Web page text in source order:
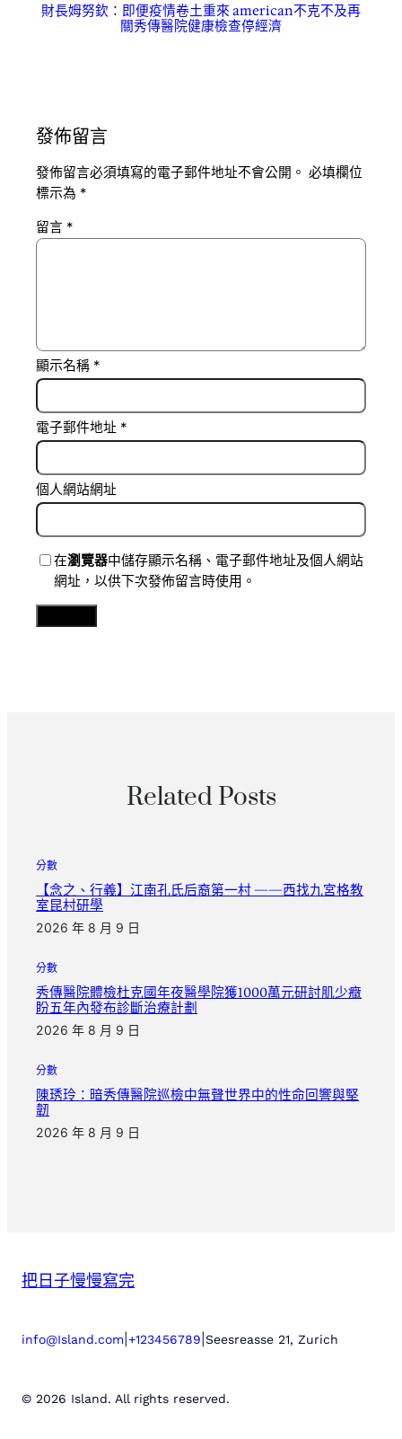
財長姆努欽：即便疫情卷土重來 american不克不及再
關秀傳醫院健康檢查停經濟
發佈留言
發佈留言必須填寫的電子郵件地址不會公開。 必填欄位
標示為 *
留言 *
顯示名稱 *
電子郵件地址 *
個人網站網址
在瀏覽器中儲存顯示名稱、電子郵件地址及個人網站
網址，以供下次發佈留言時使用。
Related Posts
分數
【念之、行義】江南孔氏后裔第一村 ——西找九宮格教
室昆村研學
2026 年 8 月 9 日
分數
秀傳醫院體檢杜克國年夜醫學院獲1000萬元研討肌少癥
盼五年內發布診斷治療計劃
2026 年 8 月 9 日
分數
陳琇玲：暗秀傳醫院巡檢中無聲世界中的性命回響與堅
韌
2026 年 8 月 9 日
把日子慢慢寫完
info@Island.com +123456789 Seesreasse 21, Zurich
© 2026 Island. All rights reserved.